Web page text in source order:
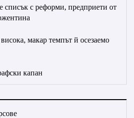
списък с реформи, предприети от
макар темпът й осезаемо
капан